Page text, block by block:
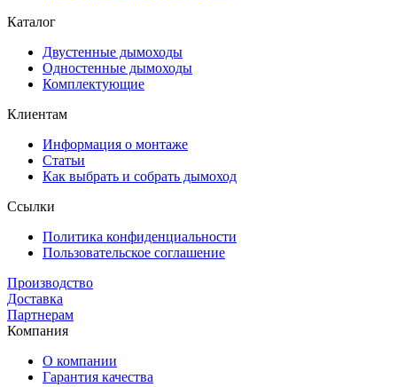
Каталог
Двустенные дымоходы
Одностенные дымоходы
Комплектующие
Клиентам
Информация о монтаже
Статьи
Как выбрать и собрать дымоход
Ссылки
Политика конфиденциальности
Пользовательское соглашение
Производство
Доставка
Партнерам
Компания
О компании
Гарантия качества